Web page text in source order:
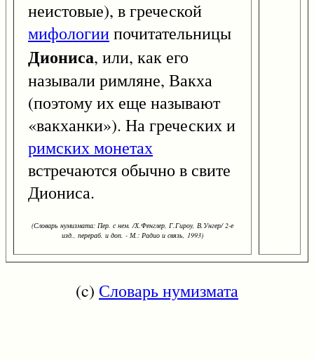
неистовые), в греческой
мифологиипочитательницы
Диониса, или, как его
называли римляне, Вакха
(поэтому их еще называют
«вакханки»). На греческих и
римских монетах
встречаются обычно в свите
Диониса.
(Словарь нумизмата: Пер. с нем. /Х.Фенглер, Г.Гироу, В.Унгер/ 2-е
изд., перераб. и доп. - М.: Радио и связь, 1993)
(c) Словарь нумизмата